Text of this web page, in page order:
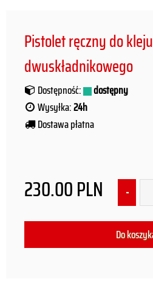
Pistolet ręczny do kleju
dwuskładnikowego
Dostępność:
dostępny
Wysyłka:24h
Dostawa płatna
230.00PLN